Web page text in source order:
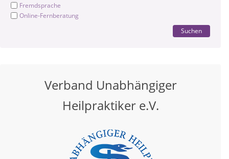
Fremdsprache
Online-Fernberatung
Suchen
Verband Unabhängiger
Heilpraktiker e.V.